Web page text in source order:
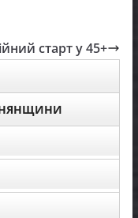
старт у 45+